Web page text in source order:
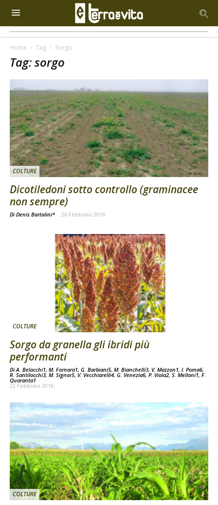
Home Tag Sorgo
Tag: sorgo
COLTURE
Dicotiledoni sotto controllo (graminacee
non sempre)
Di Denis Bartolini* - 26 Febbraio 2016
COLTURE
Sorgo da granella gli ibridi più
performanti
Di A. Belocchi1, M. Fornara1, G. Barbiani5, M. Bianchelli3, V. Mazzon1, I. Poma6,
R. Santilocchi3, M. Signor5, V. Vecchiarelli4, G. Venezia6, P. Viola2, S. Melloni1, F.
Quaranta1 -
22 Febbraio 2016
COLTURE